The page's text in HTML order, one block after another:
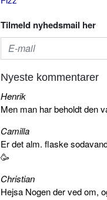
Tilmeld nyhedsmail her
Nyeste kommentarer
Henrik
Men man har beholdt den
Camilla
Er det alm. flaske
🥳
Christian
Hejsa Nogen der ved om,